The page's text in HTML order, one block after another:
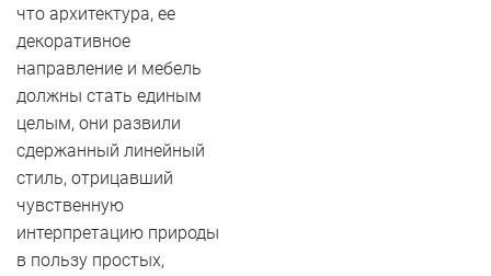
что архитектура, ее
декоративное
направление и мебель
должны стать единым
целым, они развили
сдержанный линейный
стиль, отрицавший
чувственную
интерпретацию природы
в пользу простых,